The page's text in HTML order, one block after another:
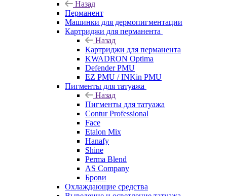
Назад
Перманент
Машинки для дермопигментации
Картриджи для перманента
Назад
Картриджи для перманента
KWADRON Optima
Defender PMU
EZ PMU / INKin PMU
Пигменты для татуажа
Назад
Пигменты для татуажа
Contur Professional
Face
Etalon Mix
Hanafy
Shine
Perma Blend
AS Company
Брови
Охлаждающие средства